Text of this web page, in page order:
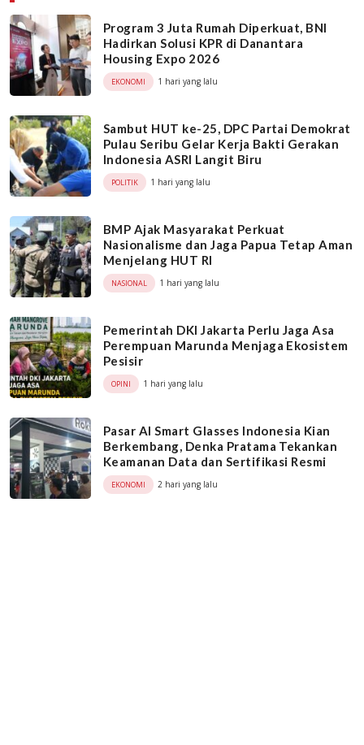
Program 3 Juta Rumah Diperkuat, BNI
Hadirkan Solusi KPR di Danantara
Housing Expo 2026
EKONOMI 1 hari yang lalu
Sambut HUT ke-25, DPC Partai Demokrat
Pulau Seribu Gelar Kerja Bakti Gerakan
Indonesia ASRI Langit Biru
POLITIK 1 hari yang lalu
BMP Ajak Masyarakat Perkuat
Nasionalisme dan Jaga Papua Tetap Aman
Menjelang HUT RI
NASIONAL 1 hari yang lalu
Pemerintah DKI Jakarta Perlu Jaga Asa
Perempuan Marunda Menjaga Ekosistem
Pesisir
OPINI 1 hari yang lalu
Pasar AI Smart Glasses Indonesia Kian
Berkembang, Denka Pratama Tekankan
Keamanan Data dan Sertifikasi Resmi
EKONOMI 2 hari yang lalu